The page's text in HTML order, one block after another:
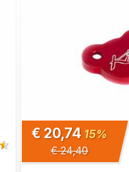
€ 20,74 15%
€ 24,40